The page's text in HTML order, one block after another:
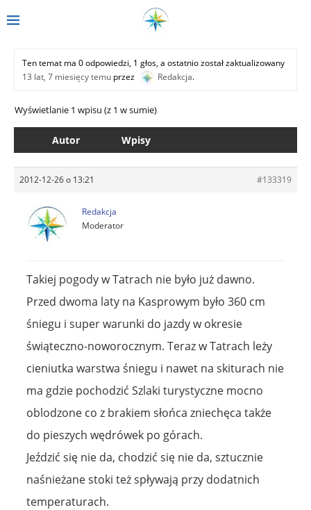
Ten temat ma 0 odpowiedzi, 1 głos, a ostatnio został zaktualizowany
13 lat, 7 miesięcy temu przez Redakcja.
Wyświetlanie 1 wpisu (z 1 w sumie)
Autor Wpisy
2012-12-26 o 13:21 #133319
Redakcja
Moderator
Takiej pogody w Tatrach nie było już dawno.
Przed dwoma laty na Kasprowym było 360 cm
śniegu i super warunki do jazdy w okresie
świąteczno-noworocznym. Teraz w Tatrach leży
cieniutka warstwa śniegu i nawet na skiturach nie
ma gdzie pochodzić Szlaki turystyczne mocno
oblodzone co z brakiem słońca zniechęca także
do pieszych wędrówek po górach.
Jeździć się nie da, chodzić się nie da, sztucznie
naśnieżane stoki też spływają przy dodatnich
temperaturach.